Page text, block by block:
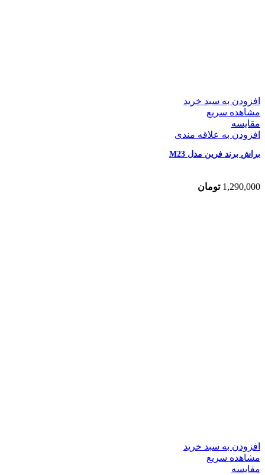
افزودن به سبد خرید
مشاهده سریع
مقایسه
افزودن به علاقه مندی
براش برند فرین مدل M23
1,290,000 تومان
افزودن به سبد خرید
مشاهده سریع
مقایسه